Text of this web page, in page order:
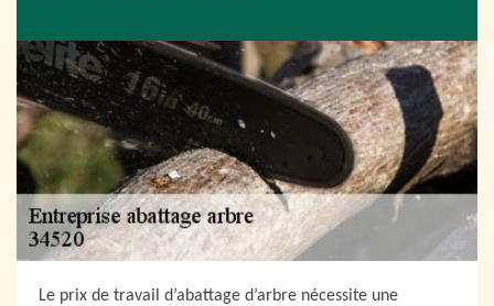
Le prix de travail d’abattage d’arbre nécessite une